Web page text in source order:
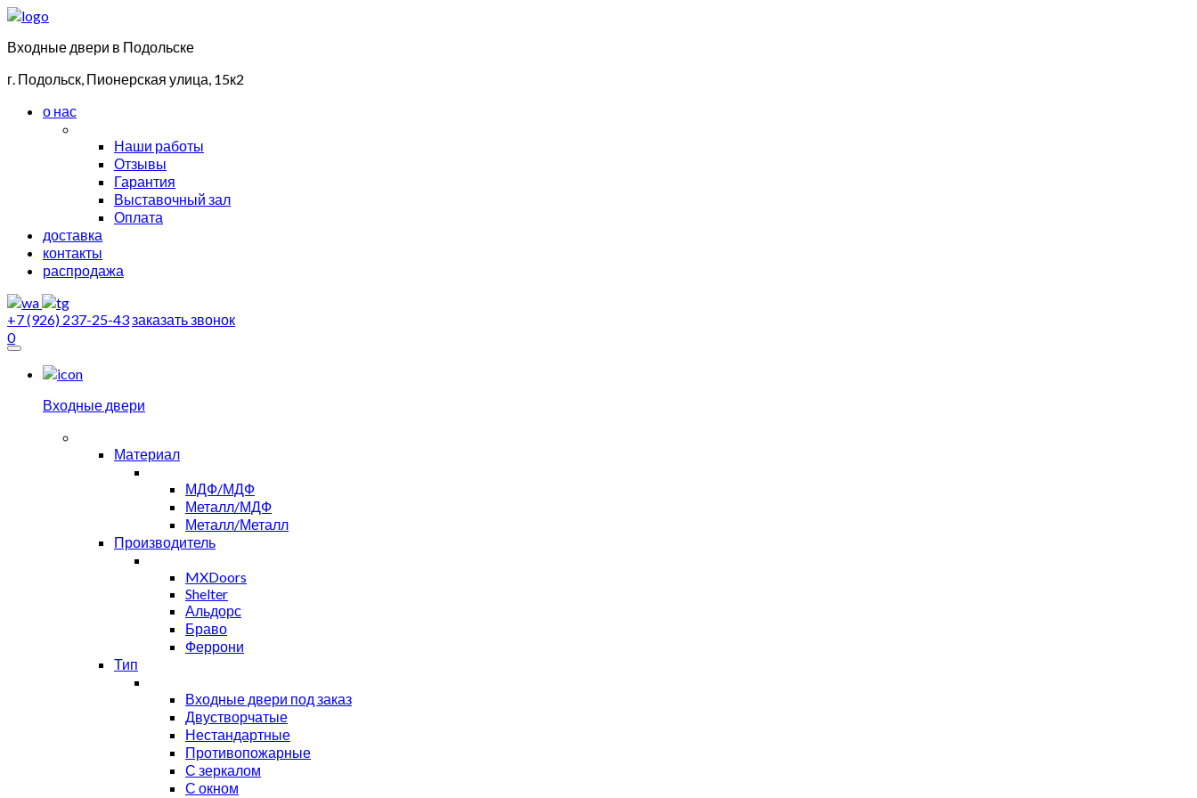
Входные двери в Подольске
г. Подольск, Пионерская улица, 15к2
о нас
Наши работы
Отзывы
Гарантия
Выставочный зал
Оплата
доставка
контакты
распродажа
+7 (926) 237-25-43заказать звонок
0
Входные двери
Материал
МДФ/МДФ
Металл/МДФ
Металл/Металл
Производитель
MXDoors
Shelter
Альдорс
Браво
Феррони
Тип
Входные двери под заказ
Двустворчатые
Нестандартные
Противопожарные
С зеркалом
С окном